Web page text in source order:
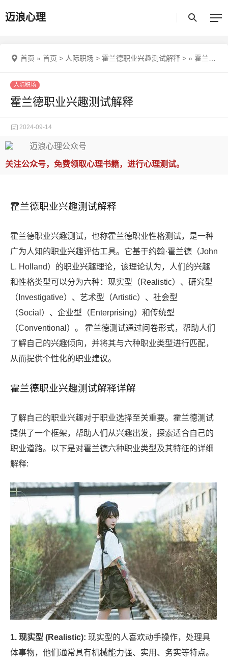
迈浪心理
首页 » 首页 > 人际职场 > 霍兰德职业兴趣测试解释 > » 霍兰德职业兴趣测试解释
人际职场
霍兰德职业兴趣测试解释
2024-09-14
关注公众号，免费领取心理书籍，进行心理测试。
霍兰德职业兴趣测试解释
霍兰德职业兴趣测试，也称霍兰德职业性格测试，是一种
广为人知的职业兴趣评估工具。它基于约翰·霍兰德（John
L. Holland）的职业兴趣理论，该理论认为，人们的兴趣
和性格类型可以分为六种：现实型（Realistic）、研究型
（Investigative）、艺术型（Artistic）、社会型
（Social）、企业型（Enterprising）和传统型
（Conventional）。 霍兰德测试通过问卷形式，帮助人们
了解自己的兴趣倾向，并将其与六种职业类型进行匹配，
从而提供个性化的职业建议。
霍兰德职业兴趣测试解释详解
了解自己的职业兴趣对于职业选择至关重要。霍兰德测试
提供了一个框架，帮助人们从兴趣出发，探索适合自己的
职业道路。以下是对霍兰德六种职业类型及其特征的详细
解释:
1. 现实型 (Realistic): 现实型的人喜欢动手操作，处理具
体事物，他们通常具有机械能力强、实用、务实等特点。